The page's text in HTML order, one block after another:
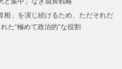
ジ
ジ
ジ
相」を演じ続けるため、ただそれだ
た“極めて政治的”な役割